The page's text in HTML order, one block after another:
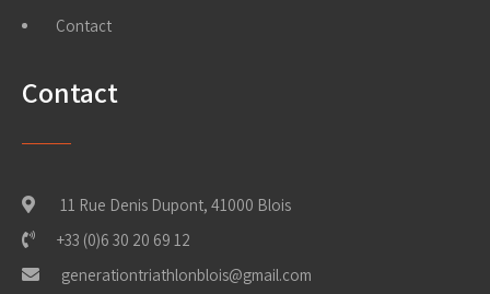
Contact
Contact
11 Rue Denis Dupont, 41000 Blois
+33 (0)6 30 20 69 12
generationtriathlonblois@gmail.com